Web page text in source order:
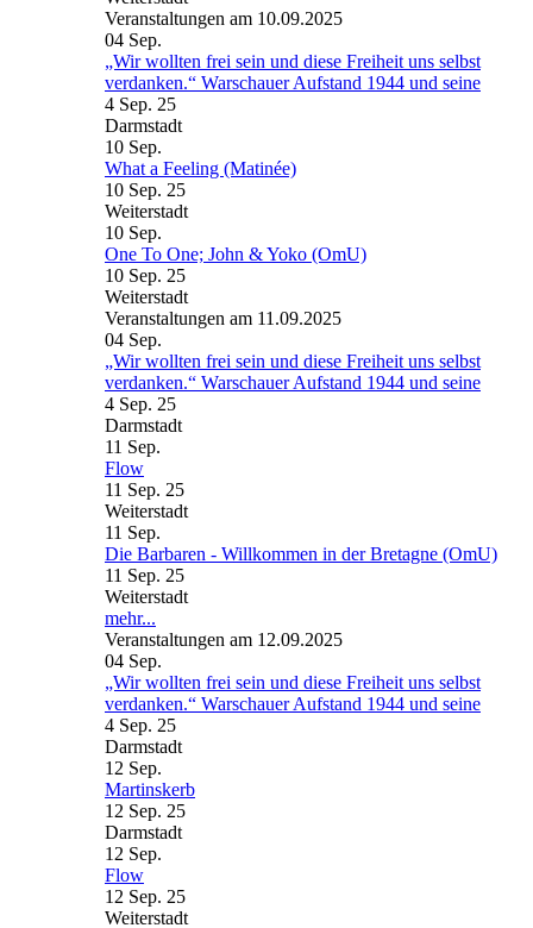
Veranstaltungen am 10.09.2025
04 Sep.
„Wir wollten frei sein und diese Freiheit uns selbst
verdanken.“ Warschauer Aufstand 1944 und seine
4 Sep. 25
Darmstadt
10 Sep.
What a Feeling (Matinée)
10 Sep. 25
Weiterstadt
10 Sep.
One To One; John & Yoko (OmU)
10 Sep. 25
Weiterstadt
Veranstaltungen am 11.09.2025
04 Sep.
„Wir wollten frei sein und diese Freiheit uns selbst
verdanken.“ Warschauer Aufstand 1944 und seine
4 Sep. 25
Darmstadt
11 Sep.
Flow
11 Sep. 25
Weiterstadt
11 Sep.
Die Barbaren - Willkommen in der Bretagne (OmU)
11 Sep. 25
Weiterstadt
mehr...
Veranstaltungen am 12.09.2025
04 Sep.
„Wir wollten frei sein und diese Freiheit uns selbst
verdanken.“ Warschauer Aufstand 1944 und seine
4 Sep. 25
Darmstadt
12 Sep.
Martinskerb
12 Sep. 25
Darmstadt
12 Sep.
Flow
12 Sep. 25
Weiterstadt